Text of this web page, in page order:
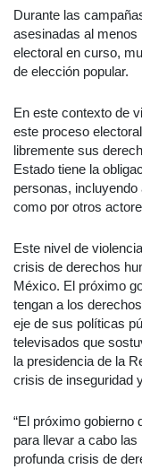
Durante las
asesinadas al
electoral en curso,
de elección popular.
En este contexto de
este proceso
libremente sus
Estado tiene la
personas,
como por otros
Este nivel de
crisis de derechos
México. El próximo
tengan a los
eje de sus políticas
televisados que
la presidencia de la
crisis de inseguridad
“El próximo gobierno
para llevar a cabo
profunda crisis de